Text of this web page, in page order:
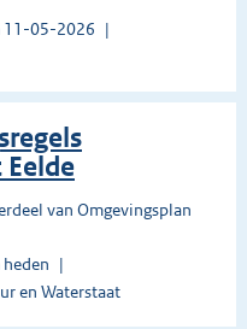
11-05-2026
van Omgevingsplan
en Waterstaat